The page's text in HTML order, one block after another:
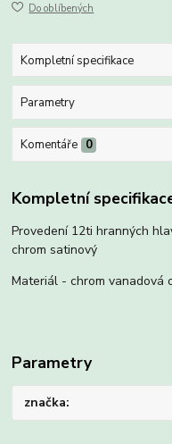
Do oblíbených
Kompletní specifikace
Parametry
Komentáře 0
Kompletní
Provedení 12ti hranných
chrom satinový
Materiál - chrom vanadová
Parametry
značka